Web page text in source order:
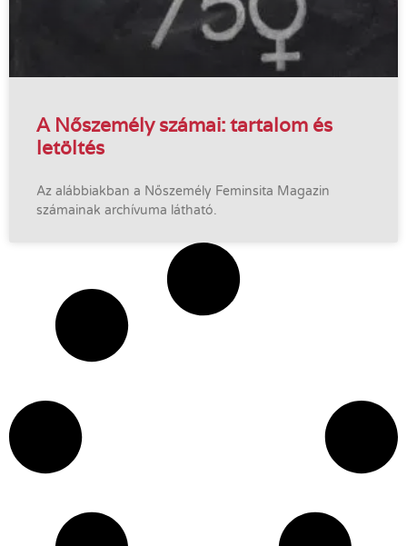
A Nőszemély számai: tartalom és
letöltés
Az alábbiakban a Nőszemély Feminsita Magazin
számainak archívuma látható.